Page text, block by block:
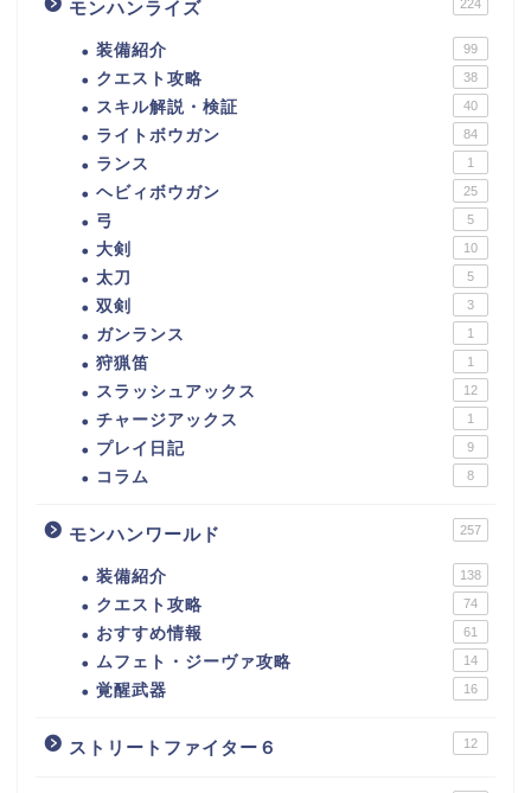
モンハンライズ 224
装備紹介 99
クエスト攻略 38
スキル解説・検証 40
ライトボウガン 84
ランス 1
ヘビィボウガン 25
弓 5
大剣 10
太刀 5
双剣 3
ガンランス 1
狩猟笛 1
スラッシュアックス 12
チャージアックス 1
プレイ日記 9
コラム 8
モンハンワールド 257
装備紹介 138
クエスト攻略 74
おすすめ情報 61
ムフェト・ジーヴァ攻略 14
覚醒武器 16
ストリートファイター６ 12